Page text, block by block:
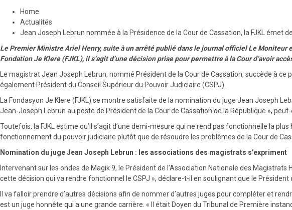
Home
Actualités
Jean Joseph Lebrun nommée à la Présidence de la Cour de Cassation, la FJKL émet
Le Premier Ministre Ariel Henry, suite à un arrêté publié dans le journal officiel Le Moniteur
Fondation Je Klere (FJKL), il s’agit d’une décision prise pour permettre à la Cour d’avoir
Le magistrat Jean Joseph Lebrun, nommé Président de la Cour de Cassation, succède à
également Président du Conseil Supérieur du Pouvoir Judiciaire (CSPJ).
La Fondasyon Je Klere (FJKL) se montre satisfaite de la nomination du juge Jean Joseph
Jean-Joseph Lebrun au poste de Président de la Cour de Cassation de la République »,
Toutefois, la FJKL estime qu’il s’agit d’une demi-mesure qui ne rend pas fonctionnelle la
fonctionnement du pouvoir judiciaire plutôt que de résoudre les problèmes de la Cour de
Nomination du juge Jean Joseph Lebrun : les associations des magistrats s’expriment
Intervenant sur les ondes de Magik 9, le Président de l’Association Nationale des
cette décision qui va rendre fonctionnel le CSPJ », déclare-t-il en soulignant que le
Il va falloir prendre d’autres décisions afin de nommer d’autres juges pour compléter et
est un juge honnête qui a une grande carrière. « Il était Doyen du Tribunal de Première